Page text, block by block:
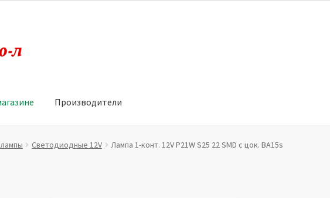
Производители
Политика в отношении обработки персональных данных Производители
Светодиодные 12V Лампа 1-конт. 12V P21W S25 22 SMD с цок. BA15s